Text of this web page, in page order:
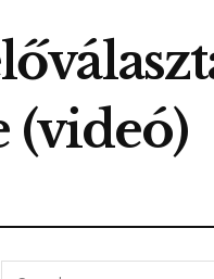
(videó)